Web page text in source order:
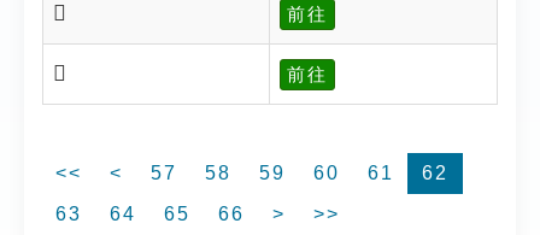
𧞯 前往
𧞯 前往
<< < 57 58 59 60 61
62
63
64 65 66 > >>